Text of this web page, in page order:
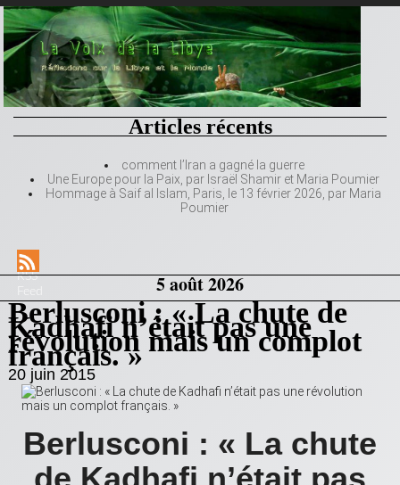
Articles récents
comment l’Iran a gagné la guerre
Une Europe pour la Paix, par Israël Shamir et Maria Poumier
Hommage à Saif al Islam, Paris, le 13 février 2026, par Maria
Poumier
RSS
5 août 2026
Berlusconi : « La chute de
Kadhafi n’était pas une
révolution mais un complot
français. »
20 juin 2015
Berlusconi : « La chute